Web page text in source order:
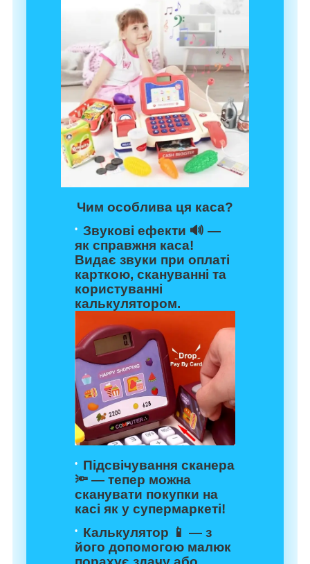
Чим особлива ця каса?
Звукові ефекти 🔊 —
як справжня каса!
Видає звуки при оплаті
карткою, скануванні та
користуванні
калькулятором.
Підсвічування сканера
🔦 — тепер можна
сканувати покупки на
касі як у супермаркеті!
Калькулятор 📱 — з
його допомогою малюк